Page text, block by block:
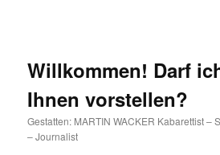
Willkommen! Darf
Ihnen vorstellen?
Gestatten: MARTIN WACKER Kabarettist –
– Journalist